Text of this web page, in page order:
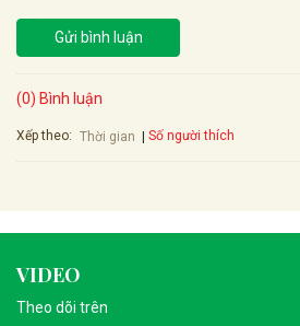
Gửi bình luận
(0) Bình luận
Xếp theo: Thời gian Số người thích
VIDEO
Theo dõi trên